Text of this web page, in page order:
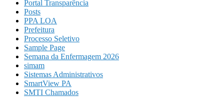
Portal Transparência
Posts
PPA LOA
Prefeitura
Processo Seletivo
Sample Page
Semana da Enfermagem 2026
simam
Sistemas Administrativos
SmartView PA
SMTI Chamados